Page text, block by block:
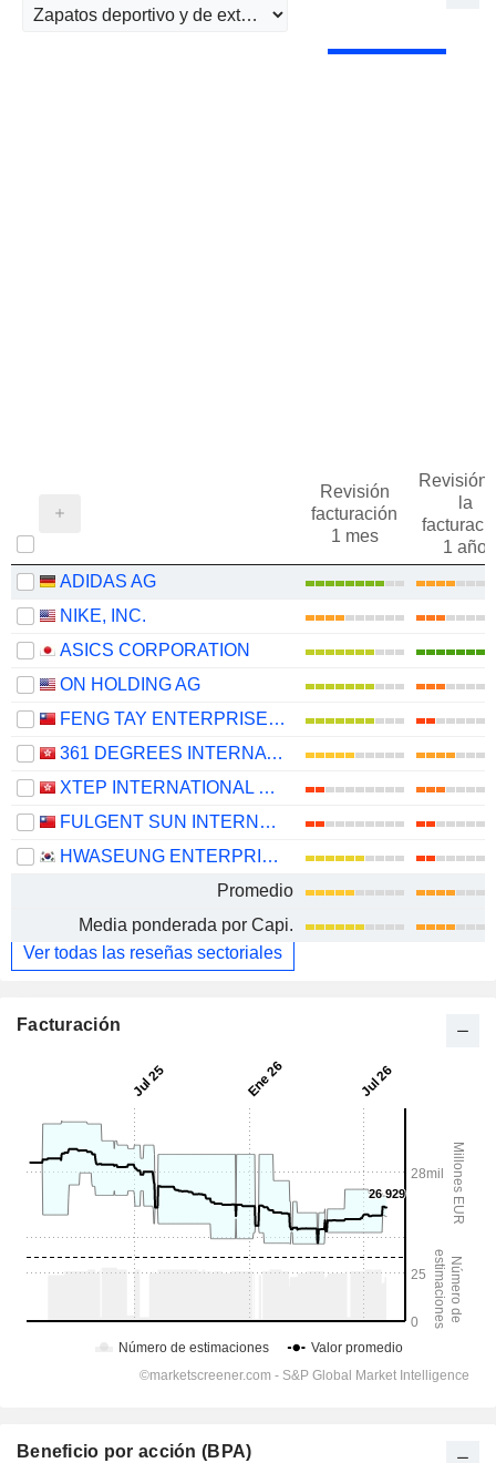
Revisión
facturación
1 mes
Revisión
la
1 año
ADIDAS AG
NIKE, INC.
ASICS CORPORATION
ON HOLDING AG
FENG TAY ENTERPRISES CO., LTD.
361 DEGREES INTERNATIONAL LIMITED
XTEP INTERNATIONAL HOLDINGS LIMITED
FULGENT SUN INTERNATIONAL (HOLDING) CO., LTD.
HWASEUNG ENTERPRISE CO., LTD.
Promedio
Media ponderada por Capi.
Ver todas las reseñas sectoriales
Facturación
Beneficio por acción (BPA)